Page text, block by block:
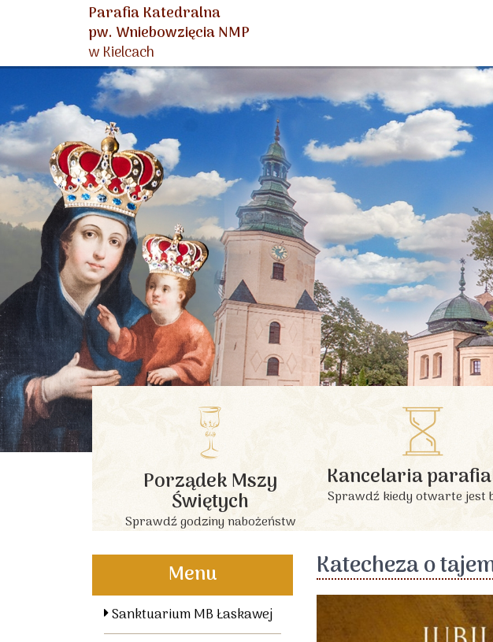
Parafia Katedralna
pw. Wniebowzięcia NMP
w Kielcach
Porządek Mszy
Świętych
Sprawdź godziny nabożeństw
Kancelaria
Sprawdź kiedy otwarte jest
Menu
Sanktuarium MB Łaskawej
Katecheza o